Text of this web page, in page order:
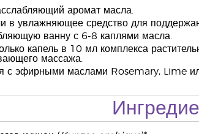
аромат масла.
в увлажняющее средство для
ванну с 6-8 каплями масла.
капель в 10 мл комплекса
массажа.
с эфирными маслами Rosemary, Lime